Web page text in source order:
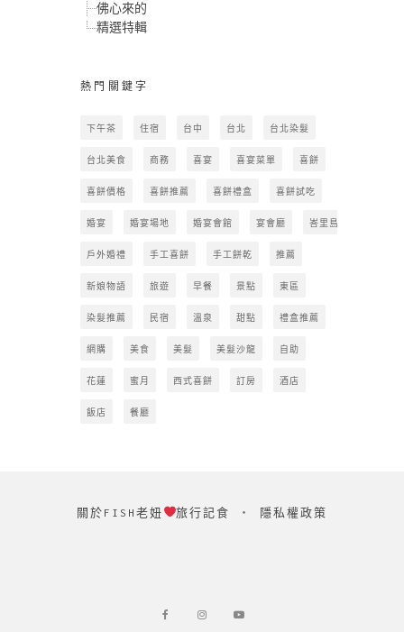
佛心來的
精選特輯
熱門關鍵字
下午茶 住宿 台中 台北 台北染髮
台北美食 商務 喜宴 喜宴菜單 喜餅
喜餅價格 喜餅推薦 喜餅禮盒 喜餅試吃
婚宴 婚宴場地 婚宴會館 宴會廳 峇里島
戶外婚禮 手工喜餅 手工餅乾 推薦
新娘物語 旅遊 早餐 景點 東區
染髮推薦 民宿 溫泉 甜點 禮盒推薦
網購 美食 美髮 美髮沙龍 自助
花蓮 蜜月 西式喜餅 訂房 酒店
飯店 餐廳
關於FISH老妞 旅行記食 ‧ 隱私權政策